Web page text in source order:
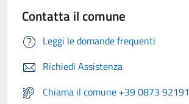
Contatta il comune
Leggi le domande frequenti
Richiedi Assistenza
Chiama il comune +39 0873 92191